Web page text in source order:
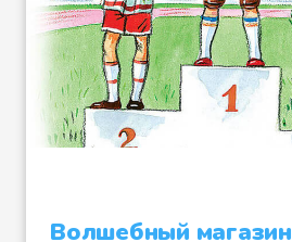
Волшебный магазин